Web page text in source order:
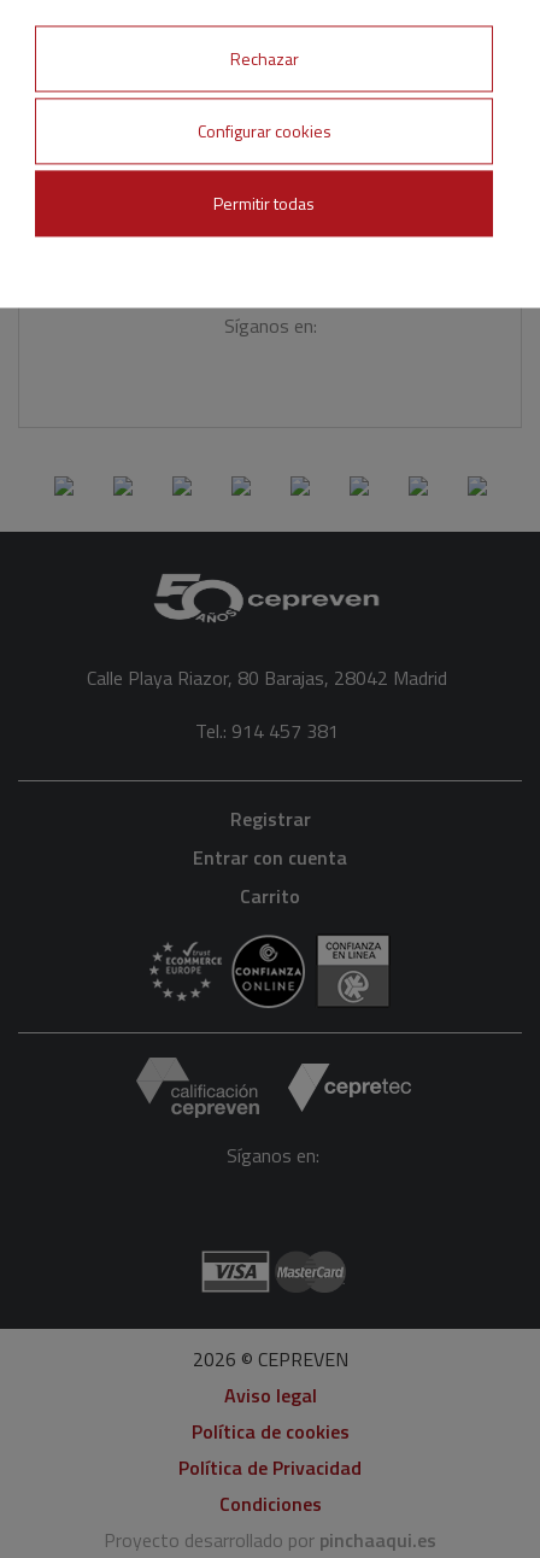
Síganos en:
Calle Playa Riazor, 80 Barajas, 28042 Madrid
Tel.: 914 457 381
Registrar
Entrar con cuenta
Carrito
Síganos en:
2026 © CEPREVEN
Aviso legal
Política de cookies
Política de Privacidad
Condiciones
Proyecto desarrollado por pinchaaqui.es
Rechazar
Configurar cookies
Permitir todas